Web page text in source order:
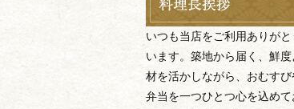
いつも当店をご利用ありが
います。築地から届く、鮮
材を活かしながら、おむすび
弁当を一つひとつ心を込めて